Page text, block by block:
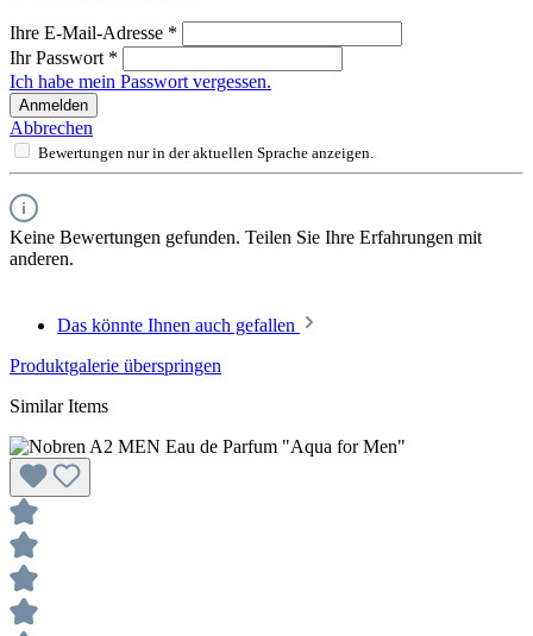
Ihre E-Mail-Adresse *
Ihr Passwort *
Ich habe mein Passwort vergessen.
Anmelden
Abbrechen
Bewertungen nur in der aktuellen Sprache anzeigen.
Keine Bewertungen gefunden. Teilen Sie Ihre Erfahrungen mit
anderen.
Das könnte Ihnen auch gefallen
Produktgalerie überspringen
Similar Items